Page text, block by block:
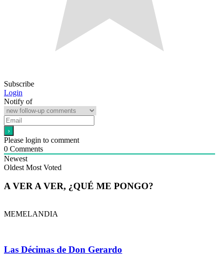
Subscribe
Login
Notify of
Please login to comment
0 Comments
Newest
Oldest Most Voted
A VER A VER, ¿QUÉ ME PONGO?
MEMELANDIA
Las Décimas de Don Gerardo